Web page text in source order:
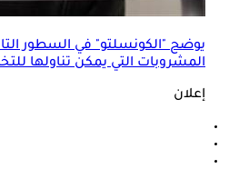
يوضح "الكونسلتو" في السطور
المشروبات التي يمكن تناولها
إعلان